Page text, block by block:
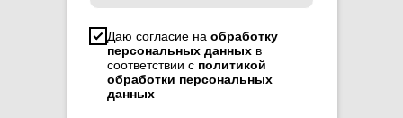
Даю согласие на обработку
персональных данных в
соответствии с политикой
обработки персональных
данных